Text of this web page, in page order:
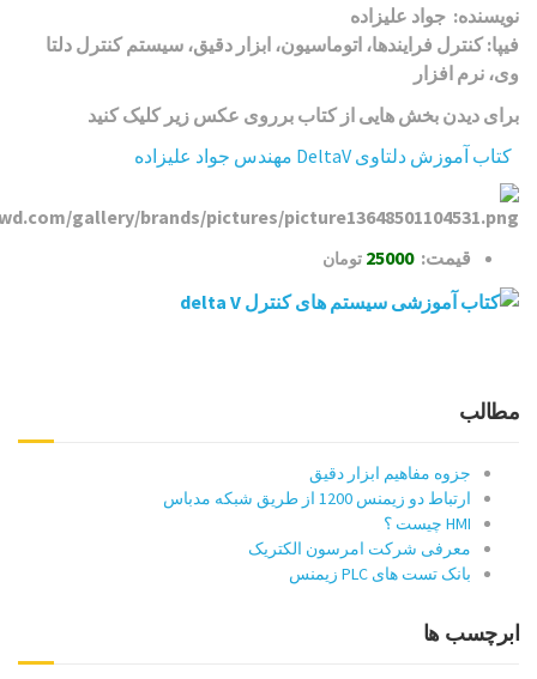
نویسنده: جواد علیزاده
فيپا: کنترل فرایندها، اتوماسیون، ابزار دقیق، سیستم کنترل دلتا
وی، نرم افزار
برای دیدن بخش هایی از کتاب برروی عکس زیر کلیک کنید
کتاب آموزش دلتاوی DeltaV مهندس جواد علیزاده
قیمت: 25000 تومان
مطالب
جزوه مفاهیم ابزار دقیق
ارتباط دو زیمنس 1200 از طریق شبکه مدباس
HMI چیست ؟
معرفی شرکت امرسون الکتریک
بانک تست های PLC زیمنس
ابرچسب ها